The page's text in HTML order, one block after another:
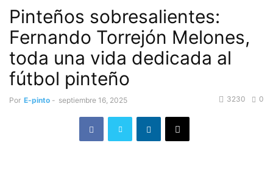
Pinteños Sobresalientes
Pinteños sobresalientes:
Fernando Torrejón Melones,
toda una vida dedicada al
fútbol pinteño
Por E-pinto - septiembre 16, 2025 0
3230